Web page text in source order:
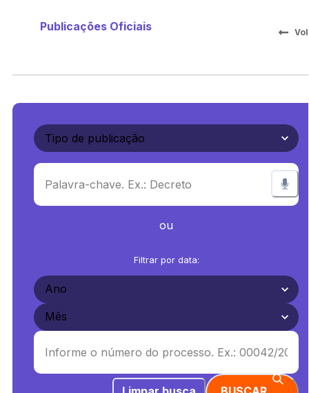
Publicações Oficiais
ou
Filtrar por data: